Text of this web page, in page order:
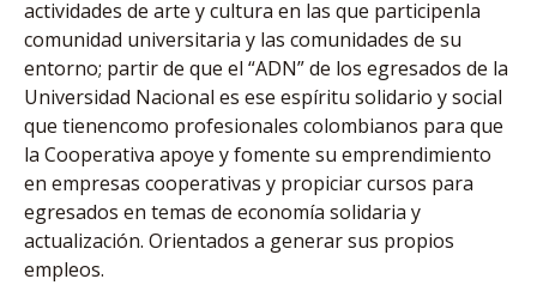
actividades de arte y cultura en las que participenla
comunidad universitaria y las comunidades de su
entorno; partir de que el “ADN” de los egresados de la
Universidad Nacional es ese espíritu solidario y social
que tienencomo profesionales colombianos para que
la Cooperativa apoye y fomente su emprendimiento
en empresas cooperativas y propiciar cursos para
egresados en temas de economía solidaria y
actualización. Orientados a generar sus propios
empleos.